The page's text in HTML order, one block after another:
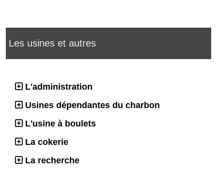
Les usines et autres
L'administration
Usines dépendantes du charbon
L'usine à boulets
La cokerie
La recherche